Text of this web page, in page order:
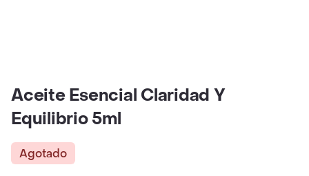
Aceite Esencial Claridad Y
Equilibrio 5ml
Agotado